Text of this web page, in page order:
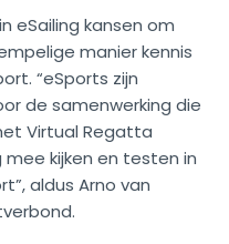
eSailing kansen om
manier kennis
“eSports zijn
de samenwerking die
Virtual Regatta
mee kijken en testen in
aldus Arno van